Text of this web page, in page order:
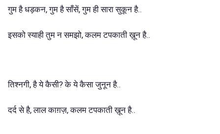
गुम है धड़कन,गुम है साँसें,गुम ही सारा सुकून है..
इसको स्याही तुम न समझो,कलमटपकातीख़ून है..
तिश्नगी,है ये कैसी?के ये कैसा जुनून है..
दर्द से है,लाल काग़ज़,कलमटपकातीख़ून है..